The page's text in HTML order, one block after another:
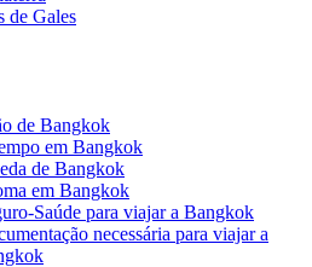
de Gales
de Bangkok
em Bangkok
de Bangkok
em Bangkok
Saúde para viajar a Bangkok
necessária para viajar a